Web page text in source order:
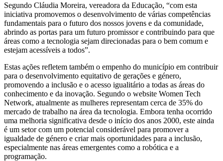
Segundo Cláudia Moreira, vereadora da Educação, “com esta
iniciativa promovemos o desenvolvimento de várias competências
fundamentais para o futuro dos nossos jovens e da comunidade,
abrindo as portas para um futuro promissor e contribuindo para que
áreas como a tecnologia sejam direcionadas para o bem comum e
estejam acessíveis a todos”.
Estas ações refletem também o empenho do município em contribuir
para o desenvolvimento equitativo de gerações e género,
promovendo a inclusão e o acesso igualitário a todas as áreas do
conhecimento e da inovação. Segundo o website Women Tech
Network, atualmente as mulheres representam cerca de 35% do
mercado de trabalho na área da tecnologia. Embora tenha ocorrido
uma melhoria significativa desde o início dos anos 2000, este ainda
é um setor com um potencial considerável para promover a
igualdade de género e criar mais oportunidades para a inclusão,
especialmente nas áreas emergentes como a robótica e a
programação.